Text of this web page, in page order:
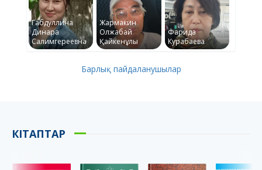
Габдуллина
Динара
Салимгереевна
Жармакин
Олжабай
Қайкенұлы
Фарида
Курабаева
Барлық пайдаланушылар
КІТАПТАР